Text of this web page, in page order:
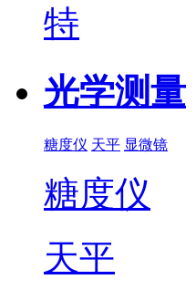
光学测量
糖度仪 天平 显微镜
糖度仪
天平